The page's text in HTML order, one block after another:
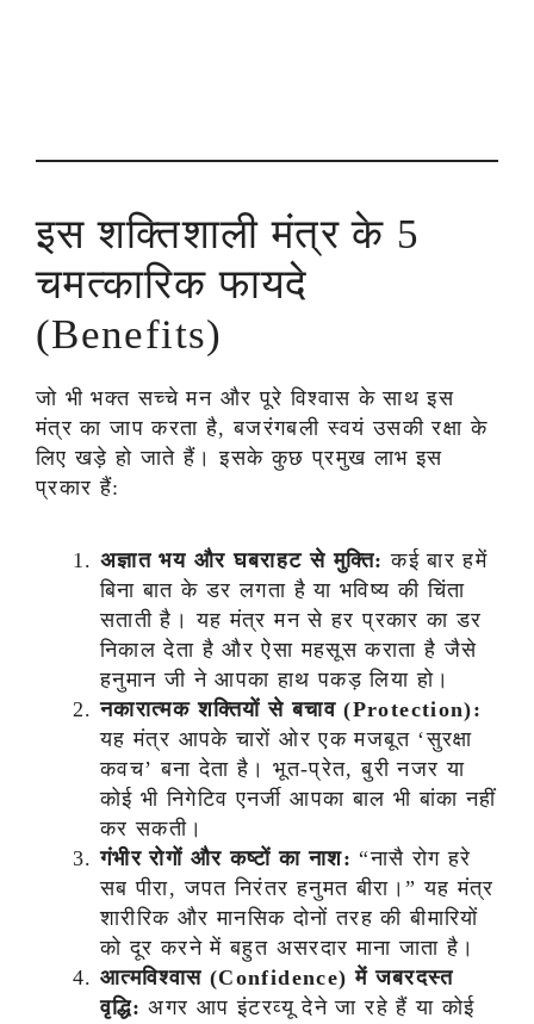
इस शक्तिशाली मंत्र के 5
चमत्कारिक फायदे
(Benefits)
जो भी भक्त सच्चे मन और पूरे विश्वास के साथ इस
मंत्र का जाप करता है, बजरंगबली स्वयं उसकी रक्षा के
लिए खड़े हो जाते हैं। इसके कुछ प्रमुख लाभ इस
प्रकार हैं:
अज्ञात भय और घबराहट से मुक्ति: कई बार हमें
बिना बात के डर लगता है या भविष्य की चिंता
सताती है। यह मंत्र मन से हर प्रकार का डर
निकाल देता है और ऐसा महसूस कराता है जैसे
हनुमान जी ने आपका हाथ पकड़ लिया हो।
नकारात्मक शक्तियों से बचाव (Protection):
यह मंत्र आपके चारों ओर एक मजबूत ‘सुरक्षा
कवच’ बना देता है। भूत-प्रेत, बुरी नजर या
कोई भी निगेटिव एनर्जी आपका बाल भी बांका नहीं
कर सकती।
गंभीर रोगों और कष्टों का नाश: “नासै रोग हरे
सब पीरा, जपत निरंतर हनुमत बीरा।” यह मंत्र
शारीरिक और मानसिक दोनों तरह की बीमारियों
को दूर करने में बहुत असरदार माना जाता है।
आत्मविश्वास (Confidence) में जबरदस्त
वृद्धि: अगर आप इंटरव्यू देने जा रहे हैं या कोई